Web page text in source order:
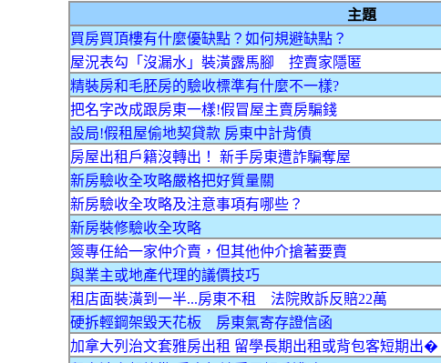
主題
買房買頂樓有什麼優缺點？如何規避缺點？
屋況表勾「沒漏水」裝潢露馬腳 控賣家隱匿
精裝房和毛胚房的驗收標準有什麼不一樣?
把名字改成跟房東一樣!假冒屋主賣房騙錢
設局!假租屋偷地契貸款 房東中計背債
房屋出租戶籍沒轉出！ 新手房東遭詐騙奪屋
新房驗收全攻略嚴格把好質量關
新房驗收全攻略及注意事項有哪些？
新房裝修驗收全攻略
簽專任給一家仲介賣，但其他仲介搶著要賣
與業主或地產代理的議價技巧
租店面裝潢到一半...房東不租 法院敗訴反賠22萬
硬拆輕鋼架毀天花板 房東氣寄存證信函
加拿大列治文套雅房出租 留學長期出租或背包客短期出�